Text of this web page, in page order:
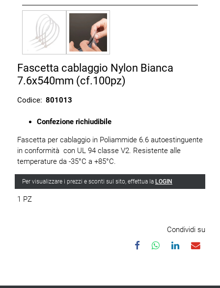
Fascetta cablaggio Nylon Bianca
7.6x540mm (cf.100pz)
Codice: 801013
Confezione richiudibile
Fascetta per cablaggio in Poliammide 6.6 autoestinguente
in conformità con UL 94 classe V2. Resistente alle
temperature da -35°C a +85°C.
Per visualizzare i prezzi e sconti sul sito, effettua la LOGIN
1 PZ
Condividi su